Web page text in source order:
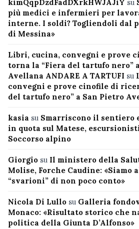
kimQqpDzdFadDXrkHWJAJiY su
più medici e infermieri per
interne. I soldi? Togliendoli dal
di Messina»
Libri, cucina, convegni e prove
torna la “Fiera del tartufo nero”
Avellana ANDARE A TARTUFI su
convegni e prove cinofile di
del tartufo nero” a San Pietro
kasia su Smarriscono il sentiero
in quota sul Matese,
Soccorso alpino
Giorgio su Il ministero della
Molise, Forche Caudine: «Siamo
“svarioni” di non poco conto»
Nicola Di Lullo su Galleria
Monaco: «Risultato storico che
politica della Giunta D’Alfonso»